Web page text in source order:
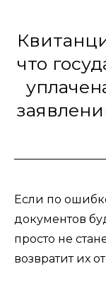
что
Если по
документов
просто не
возвратит их